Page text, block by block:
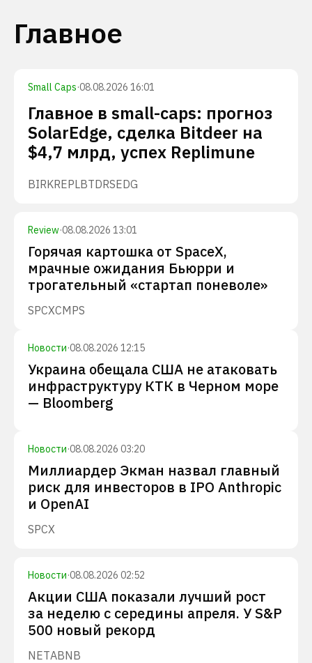
Главное
Small Caps·08.08.2026 16:01
Главное в small-caps: прогноз
SolarEdge, сделка Bitdeer на
$4,7 млрд, успех Replimune
BIRKREPLBTDRSEDG
Review·08.08.2026 13:01
Горячая картошка от SpaceX,
мрачные ожидания Бьюрри и
трогательный «стартап поневоле»
SPCXCMPS
Новости·08.08.2026 12:15
Украина обещала США не атаковать
инфраструктуру КТК в Черном море
— Bloomberg
Новости·08.08.2026 03:20
Миллиардер Экман назвал главный
риск для инвесторов в IPO Anthropic
и OpenAI
SPCX
Новости·08.08.2026 02:52
Акции США показали лучший рост
за неделю с середины апреля. У S&P
500 новый рекорд
NETABNB